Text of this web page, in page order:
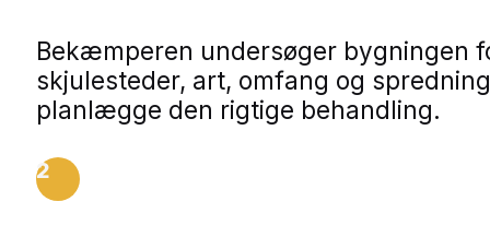
Bekæmperen undersøger bygningen
skjulesteder, art, omfang og
planlægge den rigtige behandling.
2